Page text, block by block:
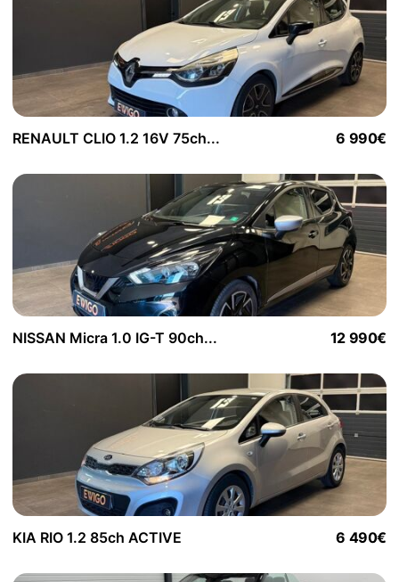
RENAULT CLIO 1.2 16V 75ch... 6 990€
NISSAN Micra 1.0 IG-T 90ch... 12 990€
KIA RIO 1.2 85ch ACTIVE 6 490€